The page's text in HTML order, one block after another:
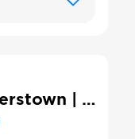
Ресторан Beerstown | Бирстаун | Донецк